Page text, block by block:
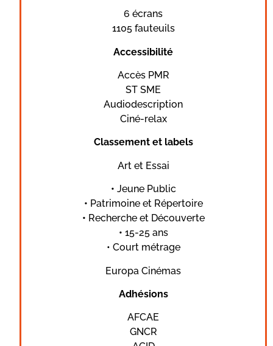
6 écrans
1105 fauteuils
Accessibilité
Accès PMR
ST SME
Audiodescription
Ciné-relax
Classement et labels
Art et Essai
• Jeune Public
• Patrimoine et Répertoire
• Recherche et Découverte
• 15-25 ans
• Court métrage
Europa Cinémas
Adhésions
AFCAE
GNCR